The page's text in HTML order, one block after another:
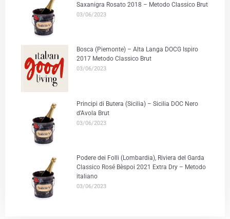
Saxanigra Rosato 2018 – Metodo Classico Brut
03/06/2023
Bosca (Piemonte) – Alta Langa DOCG Ispiro
2017 Metodo Classico Brut
03/06/2023
Principi di Butera (Sicilia) – Sicilia DOC Nero
d’Avola Brut
03/06/2023
Podere dei Folli (Lombardia), Riviera del Garda
Classico Rosé Bèspoi 2021 Extra Dry – Metodo
italiano
03/06/2023